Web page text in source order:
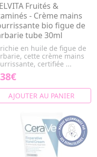
Fruités &
- Crème mains
bio figue de
tube 30ml
en huile de figue de
cette crème mains
certifiée ...
AJOUTER AU PANIER